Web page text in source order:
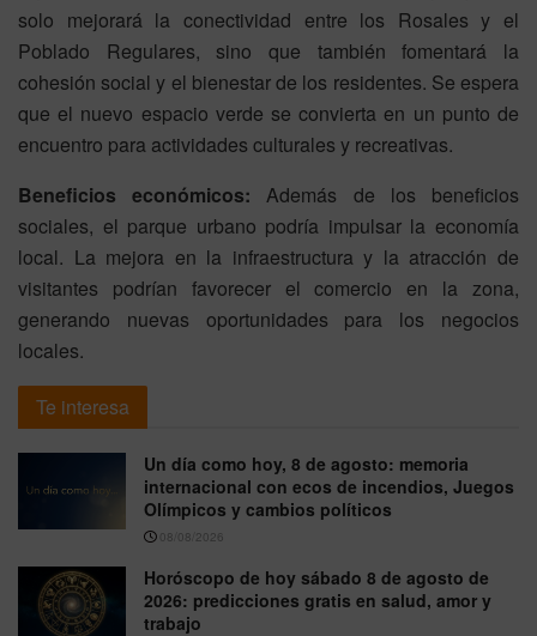
solo mejorará la conectividad entre los Rosales y el
Poblado Regulares, sino que también fomentará la
cohesión social y el bienestar de los residentes. Se espera
que el nuevo espacio verde se convierta en un punto de
encuentro para actividades culturales y recreativas.
Beneficios económicos: Además de los beneficios
sociales, el parque urbano podría impulsar la economía
local. La mejora en la infraestructura y la atracción de
visitantes podrían favorecer el comercio en la zona,
generando nuevas oportunidades para los negocios
locales.
Te interesa
Un día como hoy, 8 de agosto: memoria
internacional con ecos de incendios, Juegos
Olímpicos y cambios políticos
08/08/2026
Horóscopo de hoy sábado 8 de agosto de
2026: predicciones gratis en salud, amor y
trabajo